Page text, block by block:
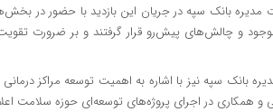
مدیره بانک سپه در جریان این بازدید با حضور در
موجود و چالش‌های پیش‌رو قرار گرفتند و بر ضرورت
بانک سپه نیز با اشاره به اهمیت توسعه مراکز
و همکاری در اجرای پروژه‌های توسعه‌ای حوزه سلامت